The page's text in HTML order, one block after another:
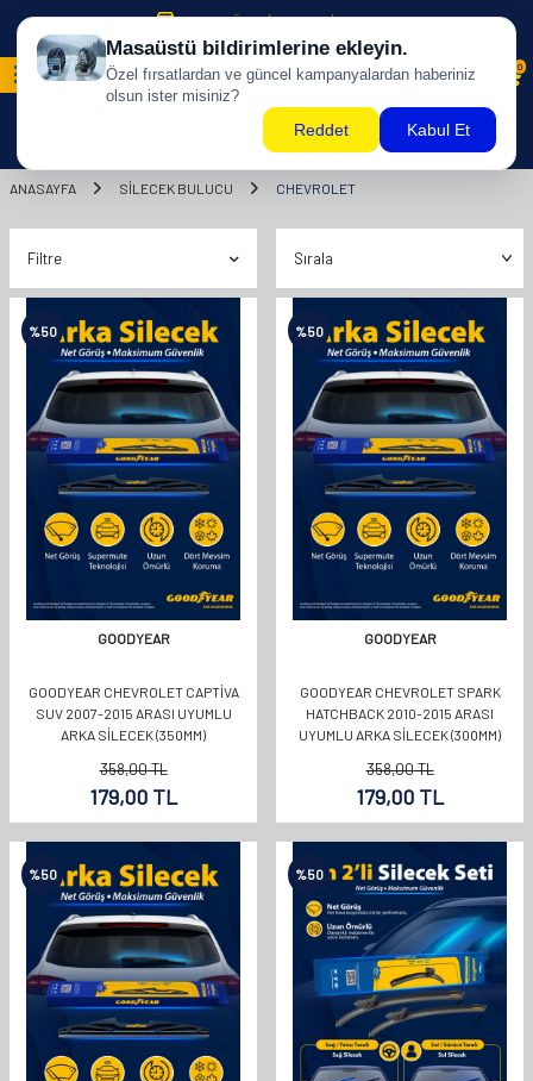
500 TL ÜZERİ KARGO BİZDEN !
0
ANASAYFA SILECEK BULUCU CHEVROLET
Filtre
%50
GOODYEAR
GOODYEAR CHEVROLET CAPTIVA
SUV 2007-2015 ARASI UYUMLU
ARKA SILECEK (350MM)
358,00TL
179,00 TL
%50
GOODYEAR
GOODYEAR CHEVROLET SPARK
HATCHBACK 2010-2015 ARASI
UYUMLU ARKA SILECEK (300MM)
358,00TL
179,00 TL
%50 %50